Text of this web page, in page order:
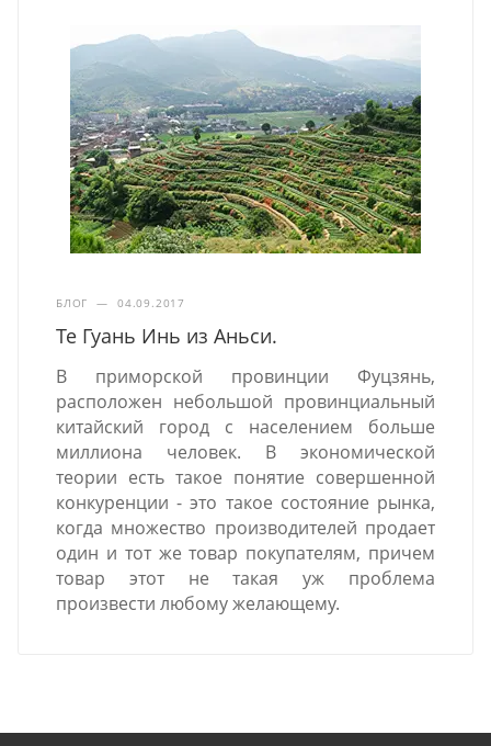
БЛОГ — 04.09.2017
Те Гуань Инь из Аньси.
В приморской провинции Фуцзянь,
расположен небольшой провинциальный
китайский город с населением больше
миллиона человек. В экономической
теории есть такое понятие совершенной
конкуренции - это такое состояние рынка,
когда множество производителей продает
один и тот же товар покупателям, причем
товар этот не такая уж проблема
произвести любому желающему.